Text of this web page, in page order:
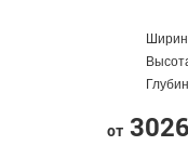
от